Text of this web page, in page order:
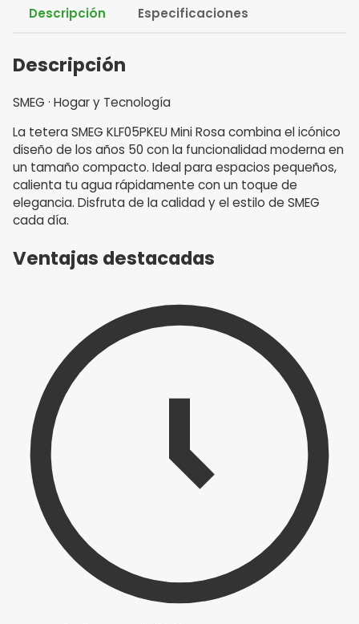
Descripción Especificaciones
Descripción
SMEG · Hogar y Tecnología
La tetera SMEG KLF05PKEU Mini Rosa combina el icónico
diseño de los años 50 con la funcionalidad moderna en
un tamaño compacto. Ideal para espacios pequeños,
calienta tu agua rápidamente con un toque de
elegancia. Disfruta de la calidad y el estilo de SMEG
cada día.
Ventajas destacadas